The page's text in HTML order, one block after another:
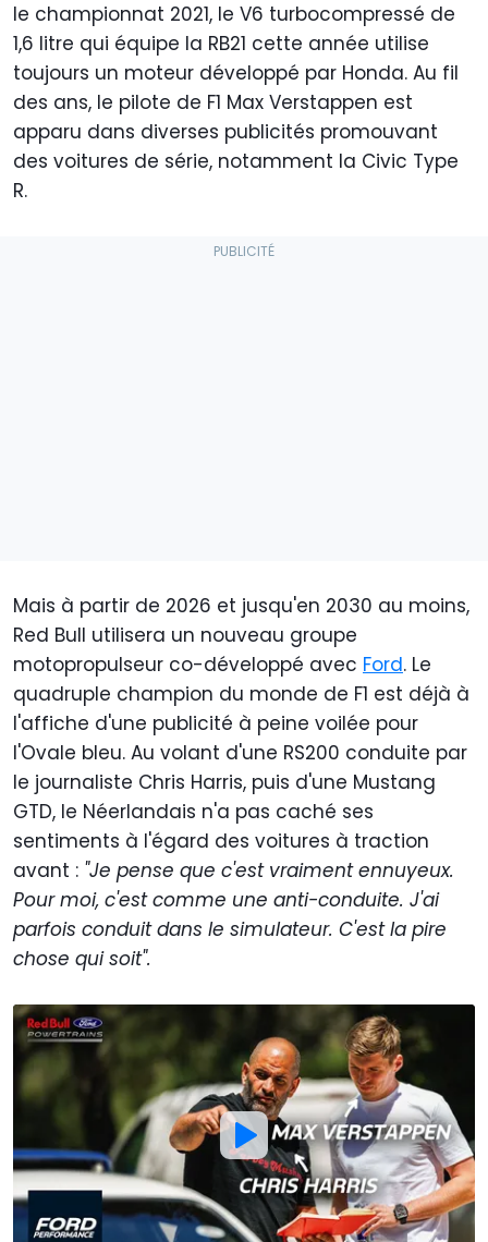
le championnat 2021, le V6 turbocompressé de
1,6 litre qui équipe la RB21 cette année utilise
toujours un moteur développé par Honda. Au fil
des ans, le pilote de F1 Max Verstappen est
apparu dans diverses publicités promouvant
des voitures de série, notamment la Civic Type
R.
Mais à partir de 2026 et jusqu'en 2030 au moins,
Red Bull utilisera un nouveau groupe
motopropulseur co-développé avec Ford. Le
quadruple champion du monde de F1 est déjà à
l'affiche d'une publicité à peine voilée pour
l'Ovale bleu. Au volant d'une RS200 conduite par
le journaliste Chris Harris, puis d'une Mustang
GTD, le Néerlandais n'a pas caché ses
sentiments à l'égard des voitures à traction
avant : "Je pense que c'est vraiment ennuyeux.
Pour moi, c'est comme une anti-conduite. J'ai
parfois conduit dans le simulateur. C'est la pire
chose qui soit".